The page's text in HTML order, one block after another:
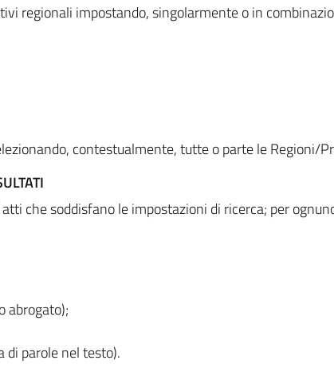
regionali impostando, singolarmente o in
contestualmente, tutte o parte le Regioni/
che soddisfano le impostazioni di ricerca; per
abrogato);
di parole nel testo).